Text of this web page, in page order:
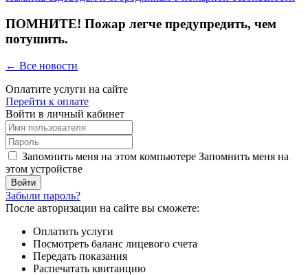
ПОМНИТЕ! Пожар легче предупредить, чем
потушить.
← Все новости
Оплатите услуги на сайте
Перейти к оплате
Войти в личный кабинет
Запомнить меня на этом компьютере Запомнить меня на
этом устройстве
Забыли пароль?
После авторизации на сайте вы сможете:
Оплатить услуги
Посмотреть баланс лицевого счета
Передать показания
Распечатать квитанцию